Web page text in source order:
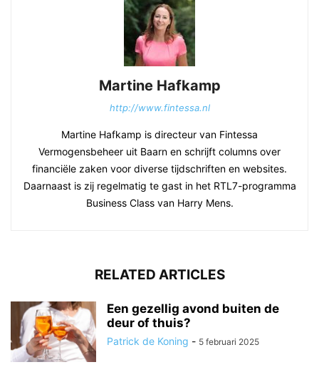
Martine Hafkamp
http://www.fintessa.nl
Martine Hafkamp is directeur van Fintessa
Vermogensbeheer uit Baarn en schrijft columns over
financiële zaken voor diverse tijdschriften en websites.
Daarnaast is zij regelmatig te gast in het RTL7-programma
Business Class van Harry Mens.
RELATED ARTICLES
Een gezellig avond buiten de
deur of thuis?
Patrick de Koning - 5 februari 2025